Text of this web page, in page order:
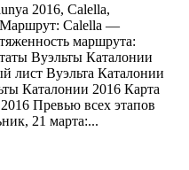
2016, Calella,
Calella —
маршрута:
Вуэльты Каталонии
лист Вуэльта Каталонии
Каталонии 2016 Карта
Превью всех этапов
21 марта:...